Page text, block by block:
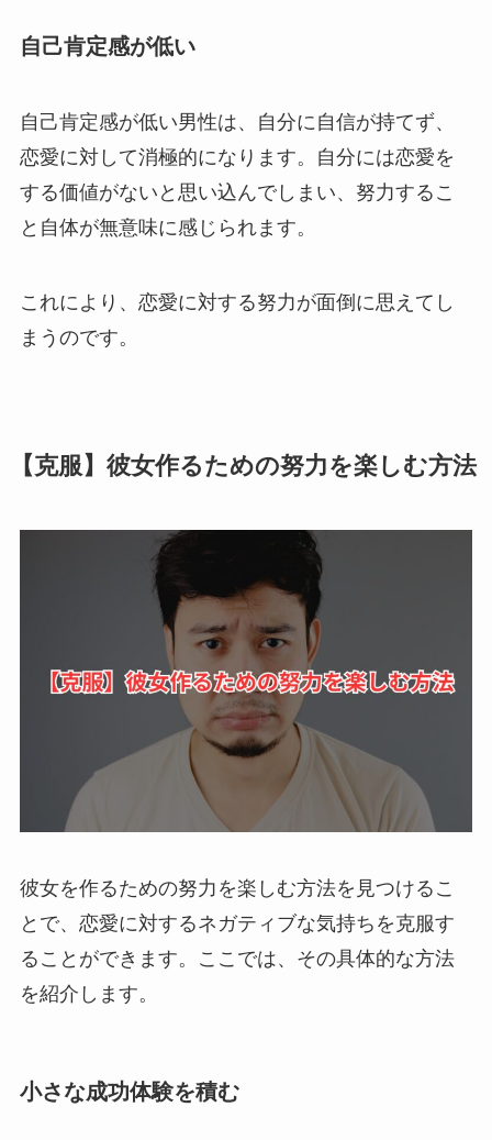
自己肯定感が低い
自己肯定感が低い男性は、自分に自信が持てず、
恋愛に対して消極的になります。自分には恋愛を
する価値がないと思い込んでしまい、努力するこ
と自体が無意味に感じられます。
これにより、恋愛に対する努力が面倒に思えてし
まうのです。
【克服】彼女作るための努力を楽しむ方法
彼女を作るための努力を楽しむ方法を見つけるこ
とで、恋愛に対するネガティブな気持ちを克服す
ることができます。ここでは、その具体的な方法
を紹介します。
小さな成功体験を積む